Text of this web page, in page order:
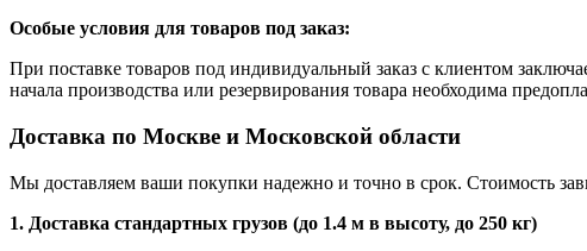
Особые условия для товаров под заказ:
При поставке товаров под индивидуальный заказ с клиентом
начала производства или резервирования товара необходима
Доставка по Москве и Московской области
Мы доставляем ваши покупки надежно и точно в срок. Стоимость
1. Доставка стандартных грузов (до 1.4 м в высоту, до 250 кг)